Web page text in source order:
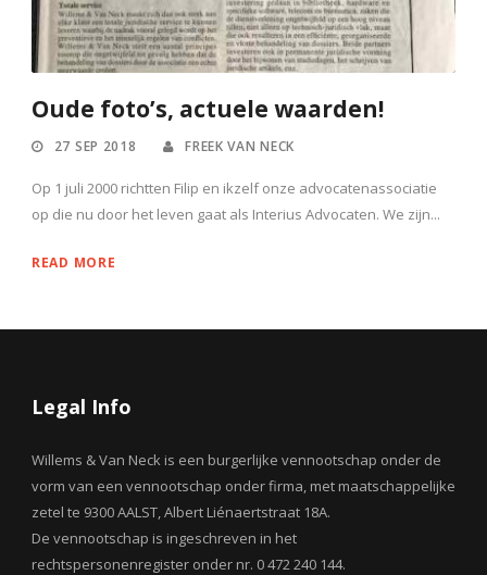
Oude foto’s, actuele waarden!
27 SEP 2018 FREEK VAN NECK
Op 1 juli 2000 richtten Filip en ikzelf onze advocatenassociatie
op die nu door het leven gaat als Interius Advocaten. We zijn...
READ MORE
Legal Info
Willems & Van Neck is een burgerlijke vennootschap onder de
vorm van een vennootschap onder firma, met maatschappelijke
zetel te 9300 AALST, Albert Liénaertstraat 18A.
De vennootschap is ingeschreven in het
rechtspersonenregister onder nr. 0 472 240 144.